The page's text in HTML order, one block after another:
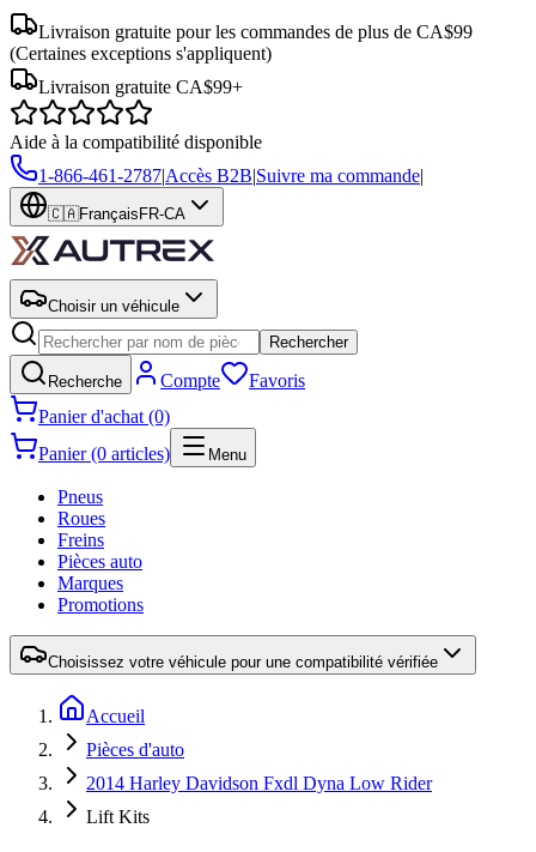
Livraison gratuite pour les commandes de plus de CA$99
(Certaines exceptions s'appliquent)
Livraison gratuite CA$99+
Aide à la compatibilité disponible
1-866-461-2787|Accès B2B|Suivre ma commande|
🇨🇦Français FR-CA
Choisir un véhicule
Rechercher
Recherche Compte
Favoris
Panier d'achat (0)
Panier (0 articles)
Menu
Pneus
Roues
Freins
Pièces auto
Marques
Promotions
Choisissez votre véhicule pour une compatibilité vérifiée
Accueil
Pièces d'auto
2014 Harley Davidson Fxdl Dyna Low Rider
Lift Kits